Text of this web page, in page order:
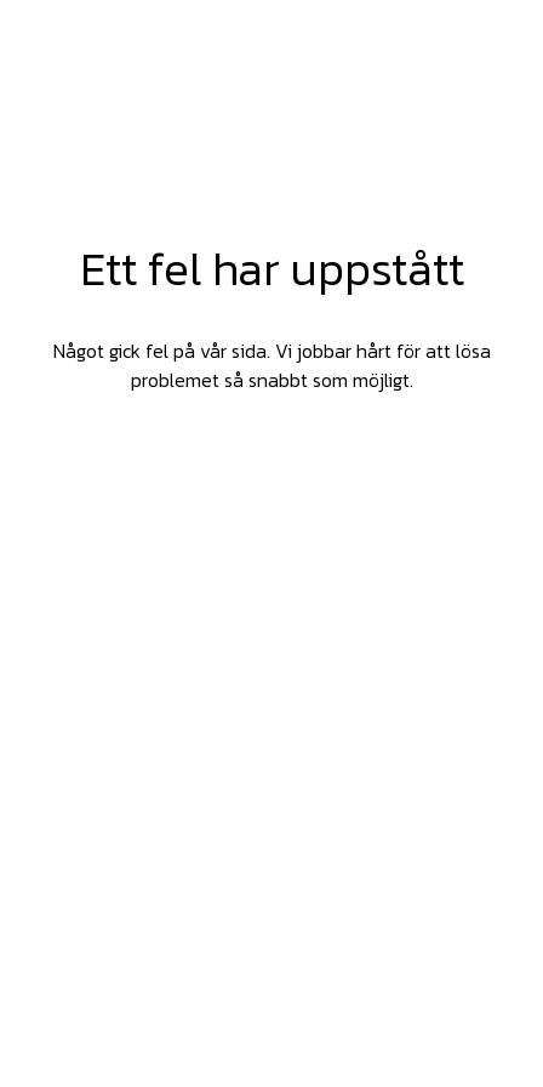
Ett fel har uppstått
Något gick fel på vår sida. Vi jobbar hårt för att lösa
problemet så snabbt som möjligt.